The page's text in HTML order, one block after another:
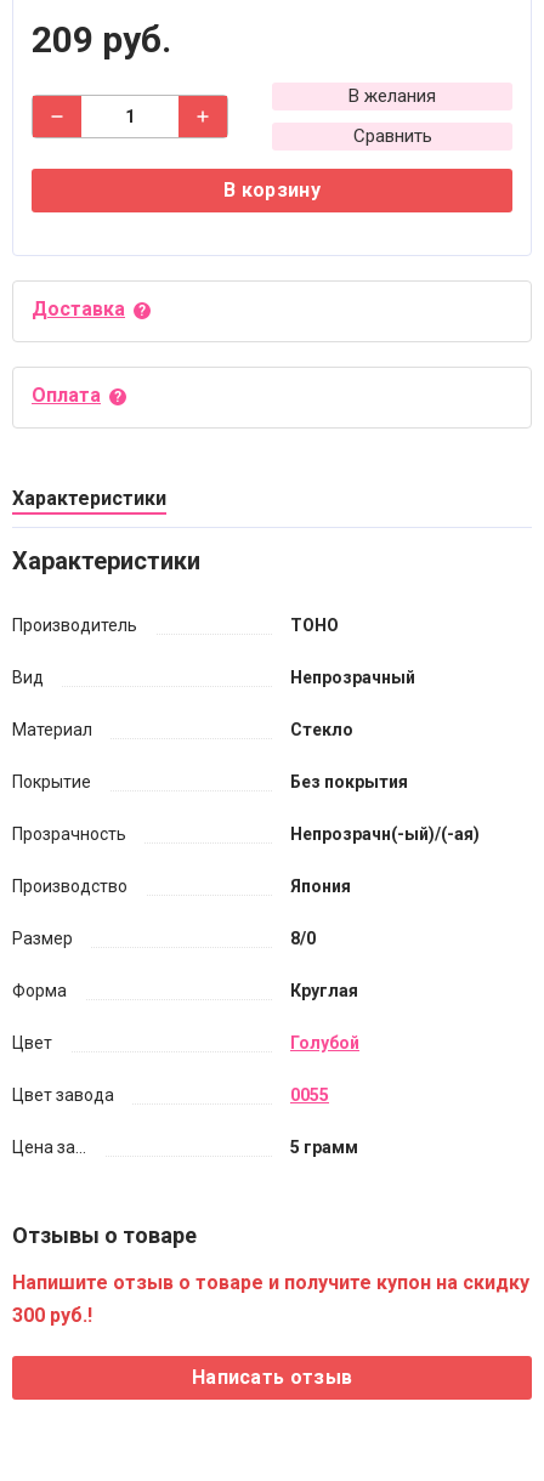
209 руб.
В желания
Сравнить
В корзину
Доставка
Оплата
Характеристики
Характеристики
Производитель TOHO
Вид Непрозрачный
Материал Стекло
Покрытие Без покрытия
Прозрачность Непрозрачн(-ый)/(-ая)
Производство Япония
Размер 8/0
Форма Круглая
Цвет Голубой
Цвет завода 0055
Цена за... 5 грамм
Отзывы о товаре
Напишите отзыв о товаре и получите купон на скидку
300 руб.!